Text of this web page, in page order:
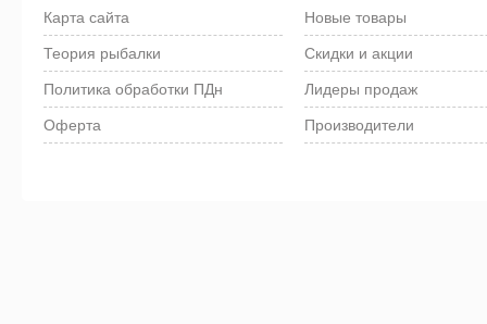
Карта сайта
Теория рыбалки
Политика обработки ПДн
Оферта
Новые товары
Скидки и акции
Лидеры продаж
Производители